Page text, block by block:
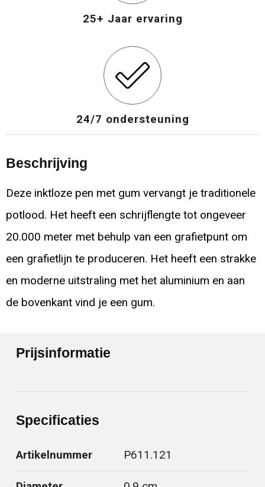
25+ Jaar ervaring
24/7 ondersteuning
Beschrijving
Deze inktloze pen met gum vervangt je traditionele
potlood. Het heeft een schrijflengte tot ongeveer
20.000 meter met behulp van een grafietpunt om
een grafietlijn te produceren. Het heeft een strakke
en moderne uitstraling met het aluminium en aan
de bovenkant vind je een gum.
Prijsinformatie
Specificaties
Artikelnummer P611.121